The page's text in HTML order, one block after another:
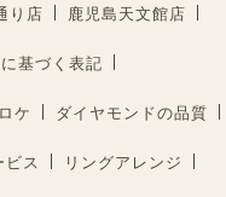
り店 鹿児島天文館店
基づく表記
ケ ダイヤモンドの品質
ビス リングアレンジ